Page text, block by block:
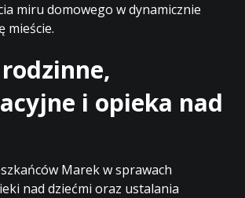
miru domowego w dynamicznie
mieście.
i opieka nad
Marek w sprawach
nad dziećmi oraz ustalania